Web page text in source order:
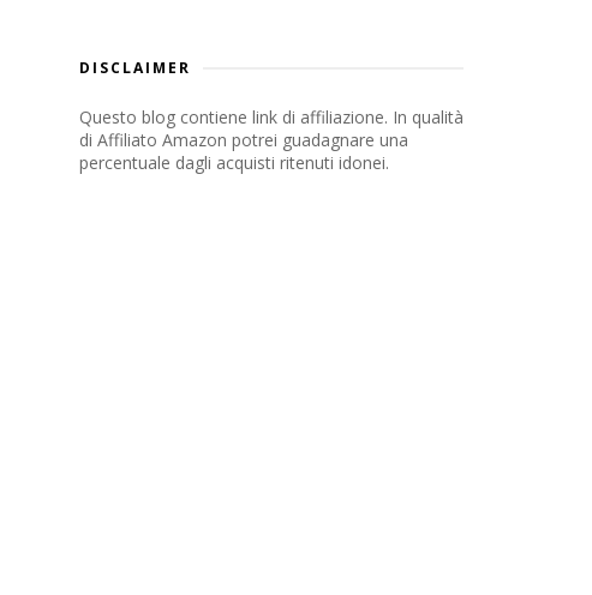
DISCLAIMER
Questo blog contiene link di affiliazione. In qualità
di Affiliato Amazon potrei guadagnare una
percentuale dagli acquisti ritenuti idonei.